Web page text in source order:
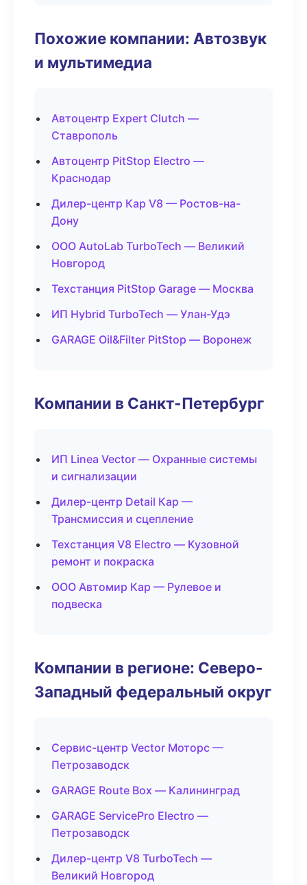
Похожие компании: Автозвук
и мультимедиа
Автоцентр Expert Clutch —
Ставрополь
Автоцентр PitStop Electro —
Краснодар
Дилер-центр Кар V8 — Ростов-на-
Дону
ООО AutoLab TurboTech — Великий
Новгород
Техстанция PitStop Garage — Москва
ИП Hybrid TurboTech — Улан-Удэ
GARAGE Oil&Filter PitStop — Воронеж
Компании в Санкт-Петербург
ИП Linea Vector — Охранные системы
и сигнализации
Дилер-центр Detail Кар —
Трансмиссия и сцепление
Техстанция V8 Electro — Кузовной
ремонт и покраска
ООО Автомир Кар — Рулевое и
подвеска
Компании в регионе: Северо-
Западный федеральный округ
Сервис-центр Vector Моторс —
Петрозаводск
GARAGE Route Box — Калининград
GARAGE ServicePro Electro —
Петрозаводск
Дилер-центр V8 TurboTech —
Великий Новгород